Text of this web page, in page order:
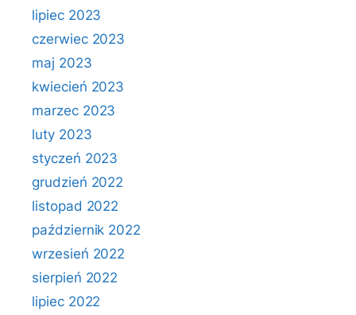
lipiec 2023
czerwiec 2023
maj 2023
kwiecień 2023
marzec 2023
luty 2023
styczeń 2023
grudzień 2022
listopad 2022
październik 2022
wrzesień 2022
sierpień 2022
lipiec 2022